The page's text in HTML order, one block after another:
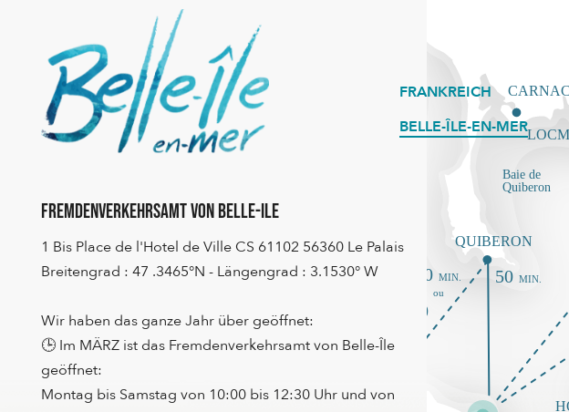
Fremdenverkehrsamt von Belle-Ile
1 Bis Place de l'Hotel de Ville CS 61102 56360 Le Palais
Breitengrad : 47 .3465°N - Längengrad : 3.1530° W
Wir haben das ganze Jahr über geöffnet:
🕒 Im MÄRZ ist das Fremdenverkehrsamt von Belle-Île
geöffnet:
Montag bis Samstag von 10:00 bis 12:30 Uhr und von
FRANKREICH
BELLE-ÎLE-EN-MER